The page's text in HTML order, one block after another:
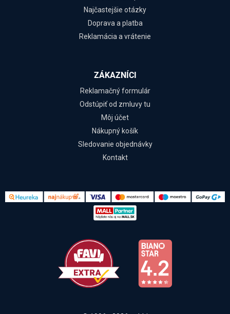
Najčastejšie otázky
Doprava a platba
Reklamácia a vrátenie
ZÁKAZNÍCI
Reklamačný formulár
Odstúpiť od zmluvy tu
Môj účet
Nákupný košík
Sledovanie objednávky
Kontakt